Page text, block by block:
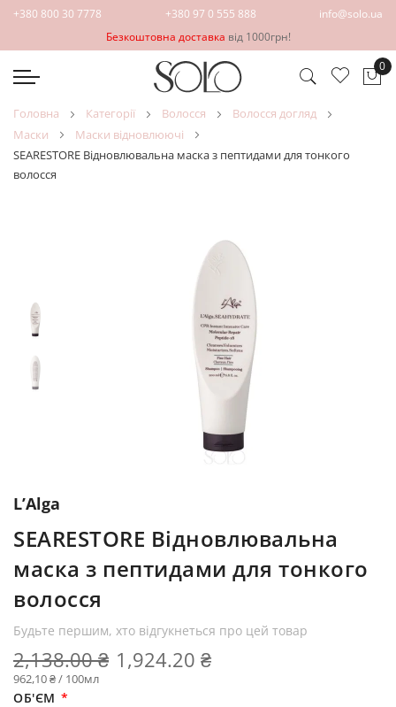
+380 800 30 7778 +380 97 0 555 888
info@solo.ua
Безкоштовна доставка від 1000грн!
0
головна категорії волосся
волосся догляд
маски
маски відновлюючі
SEARESTORE Відновлювальна маска з пептидами для тонкого
волосся
L’Alga
SEARESTORE Відновлювальна
маска з пептидами для тонкого
волосся
Будьте першим, хто відгукнеться про цей товар
1,924.20 ₴
2,138.00 ₴
962,10 ₴ / 100мл
ОБ'ЄМ